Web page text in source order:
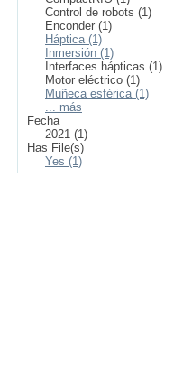
Control de robots (1)
Enconder (1)
Háptica (1)
Inmersión (1)
Interfaces hápticas (1)
Motor eléctrico (1)
Muñeca esférica (1)
... más
Fecha
2021 (1)
Has File(s)
Yes (1)